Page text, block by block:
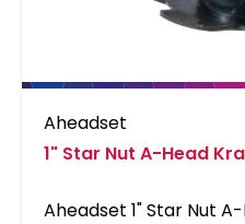
Aheadset
1" Star Nut A-Head
Aheadset 1" Star Nut